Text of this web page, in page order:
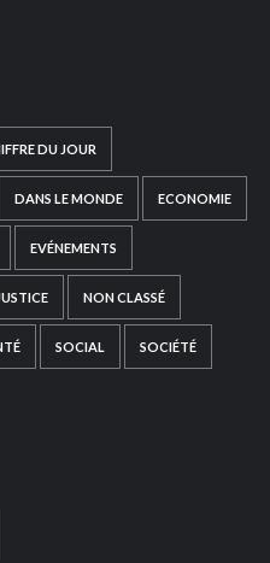
DU JOUR
DANS LE MONDE ECONOMIE
EVÉNEMENTS
NON CLASSÉ
SOCIAL SOCIÉTÉ